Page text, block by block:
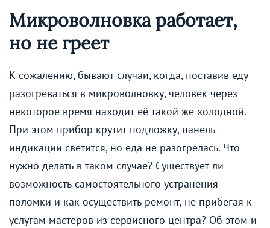
Микроволновка работает,
но не греет
К сожалению, бывают случаи, когда, поставив еду
разогреваться в микроволновку, человек через
некоторое время находит её такой же холодной.
При этом прибор крутит подложку, панель
индикации светится, но еда не разогрелась. Что
нужно делать в таком случае? Существует ли
возможность самостоятельного устранения
поломки и как осуществить ремонт, не прибегая к
услугам мастеров из сервисного центра? Об этом и